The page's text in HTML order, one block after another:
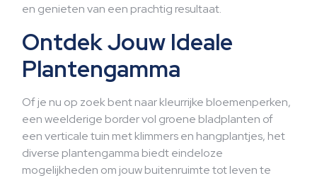
en genieten van een prachtig resultaat.
Ontdek Jouw Ideale
Plantengamma
Of je nu op zoek bent naar kleurrijke bloemenperken,
een weelderige border vol groene bladplanten of
een verticale tuin met klimmers en hangplantjes, het
diverse plantengamma biedt eindeloze
mogelijkheden om jouw buitenruimte tot leven te